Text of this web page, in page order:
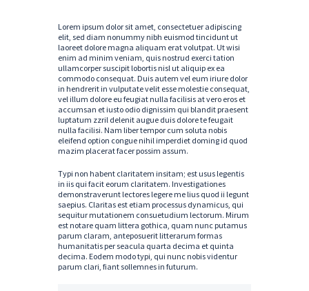
Lorem ipsum dolor sit amet, consectetuer adipiscing
elit, sed diam nonummy nibh euismod tincidunt ut
laoreet dolore magna aliquam erat volutpat. Ut wisi
enim ad minim veniam, quis nostrud exerci tation
ullamcorper suscipit lobortis nisl ut aliquip ex ea
commodo consequat. Duis autem vel eum iriure dolor
in hendrerit in vulputate velit esse molestie consequat,
vel illum dolore eu feugiat nulla facilisis at vero eros et
accumsan et iusto odio dignissim qui blandit praesent
luptatum zzril delenit augue duis dolore te feugait
nulla facilisi. Nam liber tempor cum soluta nobis
eleifend option congue nihil imperdiet doming id quod
mazim placerat facer possim assum.
Typi non habent claritatem insitam; est usus legentis
in iis qui facit eorum claritatem. Investigationes
demonstraverunt lectores legere me lius quod ii legunt
saepius. Claritas est etiam processus dynamicus, qui
sequitur mutationem consuetudium lectorum. Mirum
est notare quam littera gothica, quam nunc putamus
parum claram, anteposuerit litterarum formas
humanitatis per seacula quarta decima et quinta
decima. Eodem modo typi, qui nunc nobis videntur
parum clari, fiant sollemnes in futurum.